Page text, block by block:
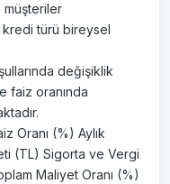
müşteriler
türü bireysel
değişiklik
faiz oranında
Oranı (%) Aylık
(TL) Sigorta ve Vergi
Maliyet Oranı (%)